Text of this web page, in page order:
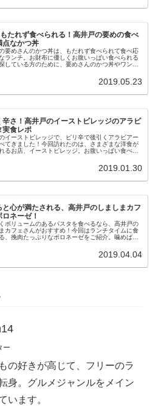
たれず食べられる！高井戸の要めの食べ
点なかつ丼
要めさんのかつ丼は、もたれず食べられて食べ応
ランチ。お財布に優しくお腹いっぱい食べられる
している方のために、要めさんのかつ丼やワンポ
2019.05.23
辛さ！高井戸のイーストビレッジのアラビ
実食レポ
イーストビレッジで、ピリ辛で後引くアラビアー
てきました！今回訪れたのは、さまざまな洋食が
るお店、イーストビレッジ。お腹いっぱい食べら
2019.01.30
と心が満たされる、高井戸のしましまカフ
ロネーゼ！
ボリュームのあるパスタを食べるなら、高井戸の
カフェさんがおすすめ！今回はランチタイムに食
、挽肉たっぷりなボロネーゼをご紹介。噛めば噛
2019.04.04
ー
の好きが高じて、フリーのラ
身。グルメジャンルをメイン
います。